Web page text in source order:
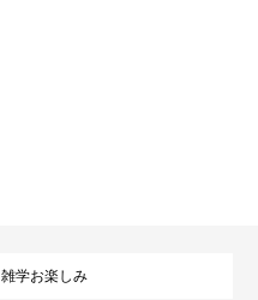
雑学お楽しみ